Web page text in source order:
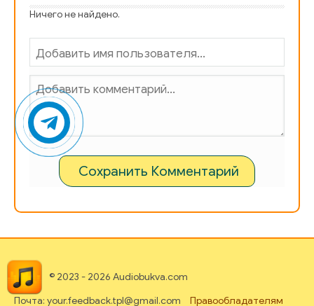
Ничего не найдено.
Сохранить Комментарий
© 2023 - 2026 Audiobukva.com
Почта: your.feedback.tpl@gmail.com Правообладателям